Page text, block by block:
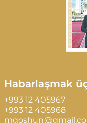
Habarlaşmak
+993 12 405967
+993 12 405968